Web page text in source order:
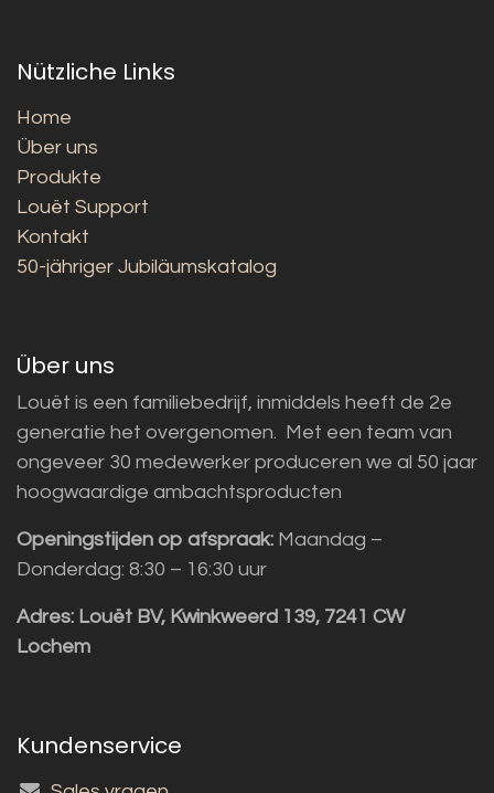
Nützliche Links
Home
Über uns
Produkte
Louët Support
Kontakt
50-jähriger Jubiläumskatalog
Über uns
Louët is een familiebedrijf, inmiddels heeft de 2e
generatie het overgenomen. Met een team van
ongeveer 30 medewerker produceren we al 50 jaar
hoogwaardige ambachtsproducten
Openingstijden op afspraak: Maandag –
Donderdag: 8:30 – 16:30 uur
Adres: Louët BV, Kwinkweerd 139, 7241 CW
Lochem
Kundenservice